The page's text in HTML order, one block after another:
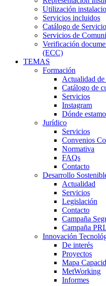
Utilización
Servicios incluidos
Catálogo de
Servicios de
Verificación
(ECC)
TEMAS
Formación
Actualidad
Catálogo de
Servicios
Instagram
Dónde
Jurídico
Servicios
Convenios
Normativa
FAQs
Contacto
Desarrollo
Actualidad
Servicios
Legislación
Contacto
Campaña
Campaña
Innovación
De interés
Proyectos
Mapa
MetWorking
Informes